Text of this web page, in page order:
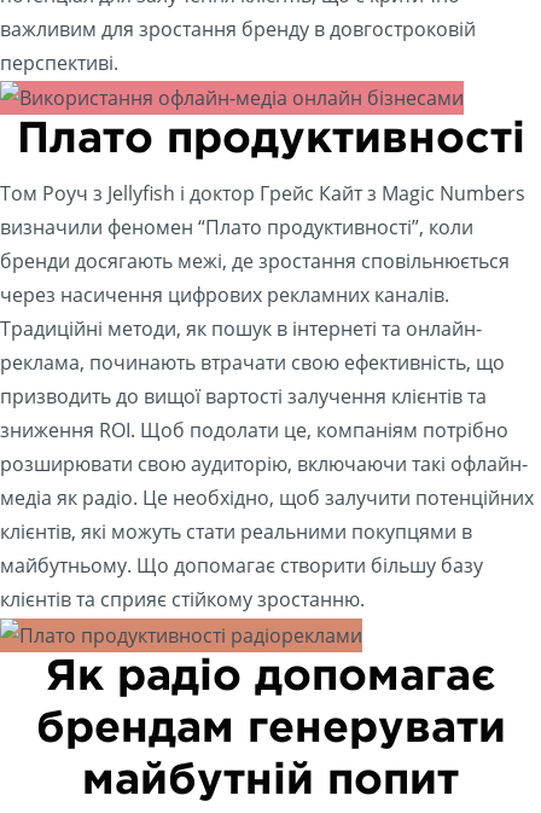
важливим для зростання бренду в довгостроковій
перспективі.
Плато продуктивності
Том Роуч з Jellyfish і доктор Грейс Кайт з Magic Numbers
визначили феномен “Плато продуктивності”, коли
бренди досягають межі, де зростання сповільнюється
через насичення цифрових рекламних каналів.
Традиційні методи, як пошук в інтернеті та онлайн-
реклама, починають втрачати свою ефективність, що
призводить до вищої вартості залучення клієнтів та
зниження ROI. Щоб подолати це, компаніям потрібно
розширювати свою аудиторію, включаючи такі офлайн-
медіа як радіо. Це необхідно, щоб залучити потенційних
клієнтів, які можуть стати реальними покупцями в
майбутньому. Що допомагає створити більшу базу
клієнтів та сприяє стійкому зростанню.
Як радіо допомагає
брендам генерувати
майбутній попит